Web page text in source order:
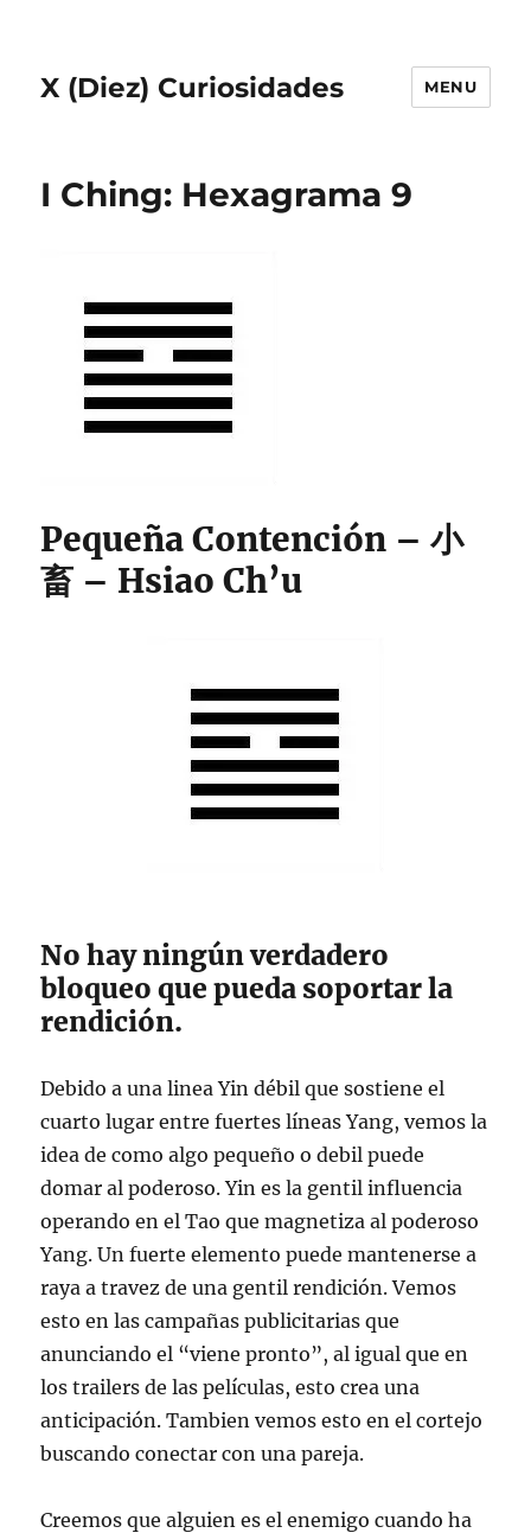
X (Diez) Curiosidades MENU
I Ching: Hexagrama 9
Pequeña Contención – 小
畜 – Hsiao Ch’u
No hay ningún verdadero
bloqueo que pueda soportar la
rendición.
Debido a una linea Yin débil que sostiene el
cuarto lugar entre fuertes líneas Yang, vemos la
idea de como algo pequeño o debil puede
domar al poderoso. Yin es la gentil influencia
operando en el Tao que magnetiza al poderoso
Yang. Un fuerte elemento puede mantenerse a
raya a travez de una gentil rendición. Vemos
esto en las campañas publicitarias que
anunciando el “viene pronto”, al igual que en
los trailers de las películas, esto crea una
anticipación. Tambien vemos esto en el cortejo
buscando conectar con una pareja.
Creemos que alguien es el enemigo cuando ha